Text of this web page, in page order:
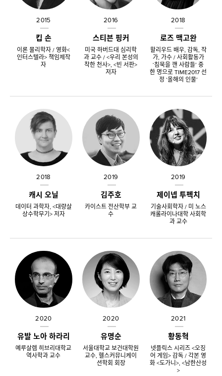
2015
킵 손
이론 물리학자 / 영화<
인터스텔라> 책임제작
자
2016
스티븐 핑커
미국 하버드대 심리학
과 교수 / <우리 본성의
착한 천사>, <빈 서판>
저자
2018
로즈 맥고완
할리우드 배우, 감독, 작
가, 가수 / 사회활동가
‘침묵을 깬 사람들’ 중
한 명으로 TIME2017 선
정 ‘올해의 인물’
2018
캐시 오닐
데이터 과학자, <대량살
상수학무기> 저자
2019
김주호
카이스트 전산학부 교
수
2019
제이넵 투펙치
기술사회학자 / 미 노스
캐롤라이나대학 사회학
과 교수
2020
유발 노아 하라리
예루살렘 히브리대학교
역사학과 교수
2020
유명순
서울대학교 보건대학원
교수, 헬스커뮤니케이
션학회 회장
2021
황동혁
넷플릭스 시리즈 <오징
어 게임> 감독 / 각본 영
화 <도가니>, <남한산성
>